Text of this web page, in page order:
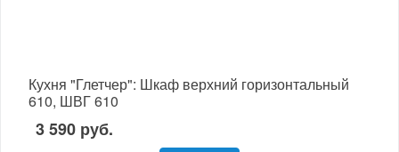
Кухня "Глетчер": Шкаф верхний горизонтальный
610, ШВГ 610
3 590 руб.